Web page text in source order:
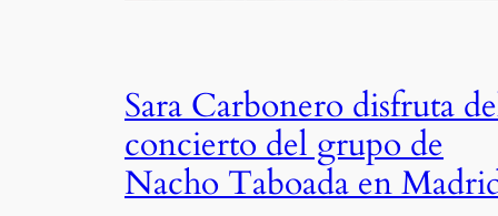
Sara Carbonero disfruta
concierto del grupo de
Nacho Taboada en